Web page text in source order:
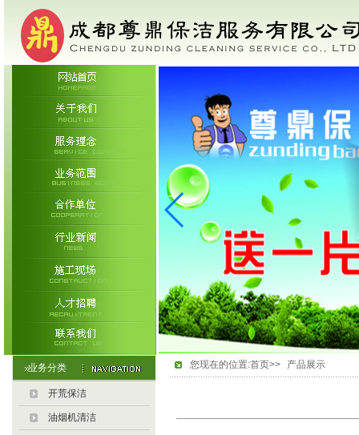
业务分类
开荒保洁
油烟机清洁
您现在的位置:首页>> 产品展示